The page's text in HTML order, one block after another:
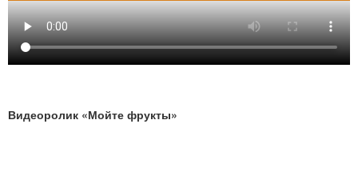
Видеоролик «Мойте фрукты»